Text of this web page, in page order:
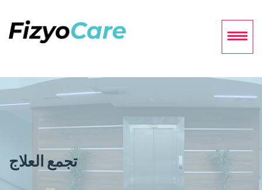
تجمع العلاج